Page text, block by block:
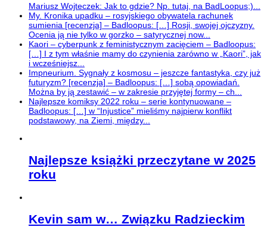
Mariusz Wojteczek: Jak to gdzie? Np. tutaj, na BadLoopus;)...
My. Kronika upadku – rosyjskiego obywatela rachunek
sumienia [recenzja] – Badloopus: […] Rosji, swojej ojczyzny.
Ocenia ją nie tylko w gorzko – satyrycznej now...
Kaori – cyberpunk z feministycznym zacięciem – Badloopus:
[…] I z tym właśnie mamy do czynienia zarówno w „Kaori”, jak
i wcześniejsz...
Impneurium. Sygnały z kosmosu – jeszcze fantastyka, czy już
futuryzm? [recenzja] – Badloopus: […] sobą opowiadań.
Można by ją zestawić – w zakresie przyjętej formy – ch...
Najlepsze komiksy 2022 roku – serie kontynuowane –
Badloopus: […] w “Injustice” mieliśmy najpierw konflikt
podstawowy, na Ziemi, między...
Najlepsze książki przeczytane w 2025
roku
Kevin sam w… Związku Radzieckim